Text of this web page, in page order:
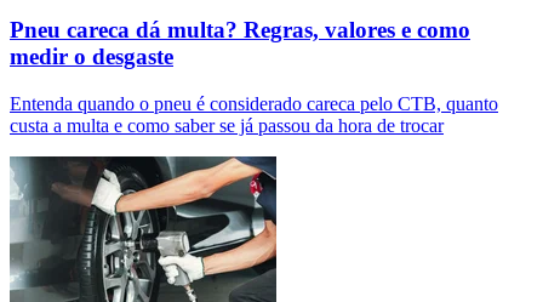
Pneu careca dá multa? Regras, valores e como
medir o desgaste
Entenda quando o pneu é considerado careca pelo CTB, quanto
custa a multa e como saber se já passou da hora de trocar